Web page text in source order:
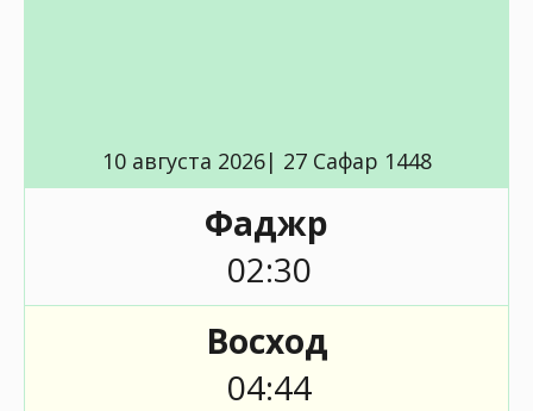
10 августа 2026| 27 Сафар 1448
Фаджр
02:30
Восход
04:44